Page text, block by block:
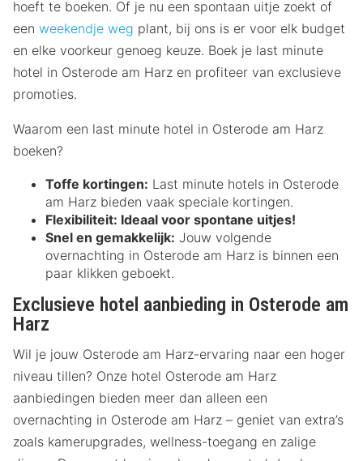
hoeft te boeken. Of je nu een spontaan uitje zoekt of
een weekendje weg plant, bij ons is er voor elk budget
en elke voorkeur genoeg keuze. Boek je last minute
hotel in Osterode am Harz en profiteer van exclusieve
promoties.
Waarom een last minute hotel in Osterode am Harz
boeken?
Toffe kortingen: Last minute hotels in Osterode
am Harz bieden vaak speciale kortingen.
Flexibiliteit: Ideaal voor spontane uitjes!
Snel en gemakkelijk: Jouw volgende
overnachting in Osterode am Harz is binnen een
paar klikken geboekt.
Exclusieve hotel aanbieding in Osterode am
Harz
Wil je jouw Osterode am Harz-ervaring naar een hoger
niveau tillen? Onze hotel Osterode am Harz
aanbiedingen bieden meer dan alleen een
overnachting in Osterode am Harz – geniet van extra’s
zoals kamerupgrades, wellness-toegang en zalige